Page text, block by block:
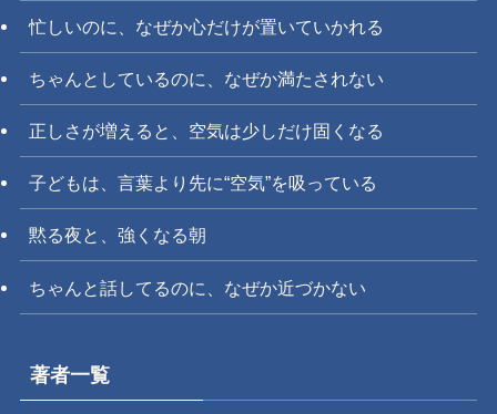
忙しいのに、なぜか心だけが置いていかれる
ちゃんとしているのに、なぜか満たされない
正しさが増えると、空気は少しだけ固くなる
子どもは、言葉より先に“空気”を吸っている
黙る夜と、強くなる朝
ちゃんと話してるのに、なぜか近づかない
著者一覧